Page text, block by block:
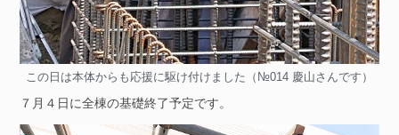
この日は本体からも応援に駆け付けました（№014 慶山さんです）
７月４日に全棟の基礎終了予定です。